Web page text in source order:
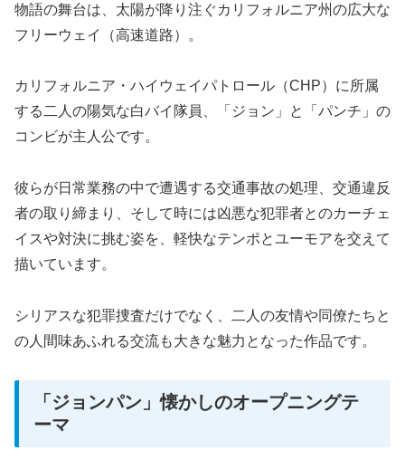
物語の舞台は、太陽が降り注ぐカリフォルニア州の広大な
フリーウェイ（高速道路）。
カリフォルニア・ハイウェイパトロール（CHP）に所属
する二人の陽気な白バイ隊員、「ジョン」と「パンチ」の
コンビが主人公です。
彼らが日常業務の中で遭遇する交通事故の処理、交通違反
者の取り締まり、そして時には凶悪な犯罪者とのカーチェ
イスや対決に挑む姿を、軽快なテンポとユーモアを交えて
描いています。
シリアスな犯罪捜査だけでなく、二人の友情や同僚たちと
の人間味あふれる交流も大きな魅力となった作品です。
「ジョンパン」懐かしのオープニングテ
ーマ